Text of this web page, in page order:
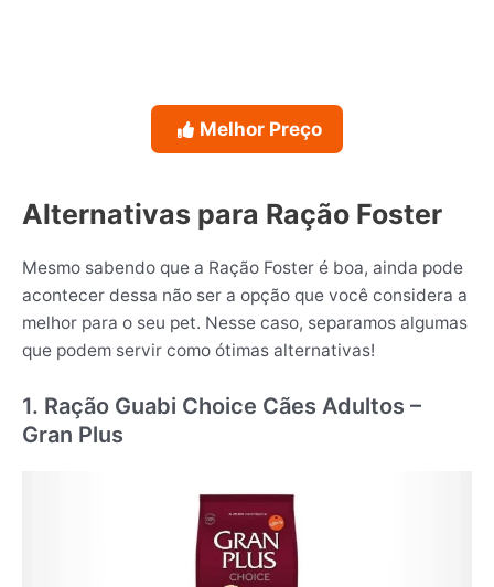
Melhor Preço
Alternativas para Ração Foster
Mesmo sabendo que a Ração Foster é boa, ainda pode
acontecer dessa não ser a opção que você considera a
melhor para o seu pet. Nesse caso, separamos algumas
que podem servir como ótimas alternativas!
1. Ração Guabi Choice Cães Adultos –
Gran Plus